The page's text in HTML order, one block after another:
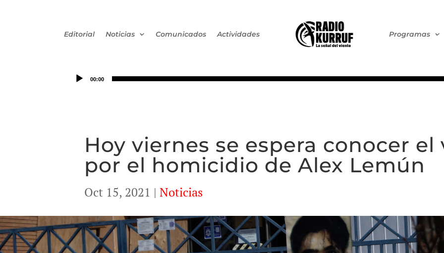
Editorial Noticias Comunicados Actividades Programas
00:00
Hoy viernes se espera conocer
por el homicidio de Alex Lemún
Oct 15, 2021 |Noticias